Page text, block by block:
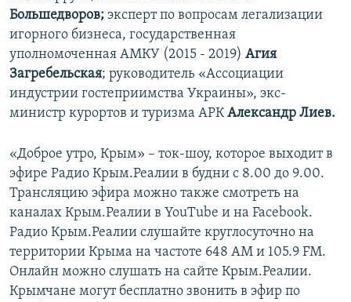
Большедворов; эксперт по вопросам легализации
игорного бизнеса, государственная
уполномоченная АМКУ (2015 - 2019) Агия
Загребельская; руководитель «Ассоциации
индустрии гостеприимства Украины», экс-
министр курортов и туризма АРКАлександр Лиев.
«Доброе утро, Крым» – ток-шоу, которое выходит в
эфире Радио Крым.Реалии в будни с 8.00 до 9.00.
Трансляцию эфира можно также смотреть на
каналах Крым.Реалии в YouTube и на Facebook.
Радио Крым.Реалии слушайте круглосуточно на
территории Крыма на частоте 648 АМ и 105.9 FМ.
Онлайн можно слушать на сайте Крым.Реалии.
Крымчане могут бесплатно звонить в эфир по